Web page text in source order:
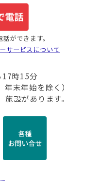
ができます。
サービスについて
時15分
末年始を除く）
設があります。